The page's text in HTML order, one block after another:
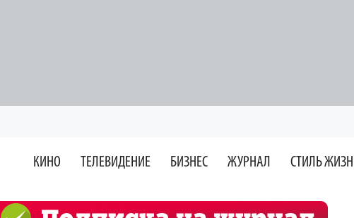
КИНО ТЕЛЕВИДЕНИЕ БИЗНЕС ЖУРНАЛ СТИЛЬ